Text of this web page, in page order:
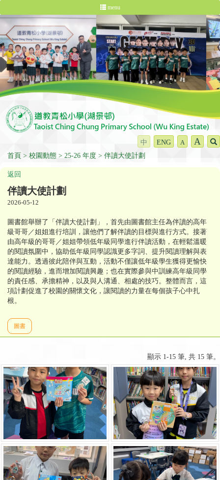
menu
中 ENG A A
首頁 校園動態 25-26 年度 伴讀大使計劃
返回
伴讀大使計劃
2026-05-12
圖書館舉辦了「伴讀大使計劃」，首先由圖書館主任為伴讀的高年
級哥哥／姐姐進行培訓，讓他們了解伴讀的目標與進行方式。接著
由高年級的哥哥／姐姐帶領低年級同學進行伴讀活動，在輕鬆溫暖
的閱讀氛圍中，協助低年級同學認識更多字詞、提升閱讀理解與表
達能力。透過彼此陪伴與互動，活動不僅讓低年級學生獲得更愉快
的閱讀經驗，進而增加閱讀興趣；也在實際參與中訓練高年級同學
的責任感、承擔精神，以及與人溝通、相處的技巧。整體而言，這
項計劃促進了校園的關懷文化，讓閱讀的力量在每個孩子心中扎
根。
圖書
顯示 1-15 筆, 共 15 筆。